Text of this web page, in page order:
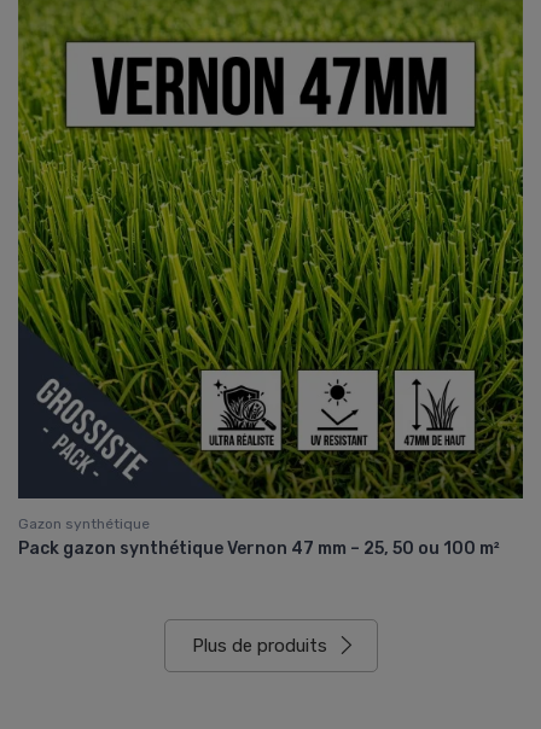
Gazon synthétique
Pack gazon synthétique Vernon 47 mm – 25, 50 ou 100 m²
Plus de produits